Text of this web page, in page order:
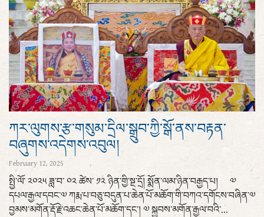
ཀར་ལུགས་རྩ་གསུམ་དྲིལ་སྒྲུབ་ཀྱི་སྒོ་ནས་བརྟན་
བཞུགས་འདེགས་འབུལ།
February 12, 2025
སྤྱི་ལོ་ ༢༠༢༥ ཟླ་བ་ ༠༢ ཚེས་ ༡༢ ཉིན་གྱི་སྔ་དྲོ། སྨོན་ལམ་ཉིན་བརྒྱད་པ། ༧
དཔལ་རྒྱལ་དབང་༧ ཀརྨ་པ་བཅུ་བདུན་པ་ཆེན་པོ་མཆོག་གི་བཀའ་དགོངས་བཞིན་༧
བྱམས་མགོན་རྡོ་རྗེ་འཆང་ཆེན་པོ་མཆོག་དང་། ༧ སྐྱབས་མགོན་རྒྱལ་བའི་...